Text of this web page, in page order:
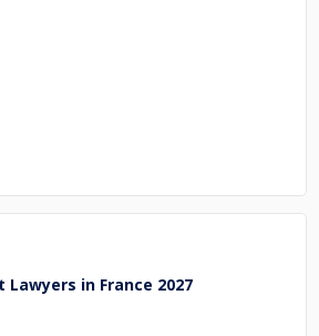
Lawyers in France 2027